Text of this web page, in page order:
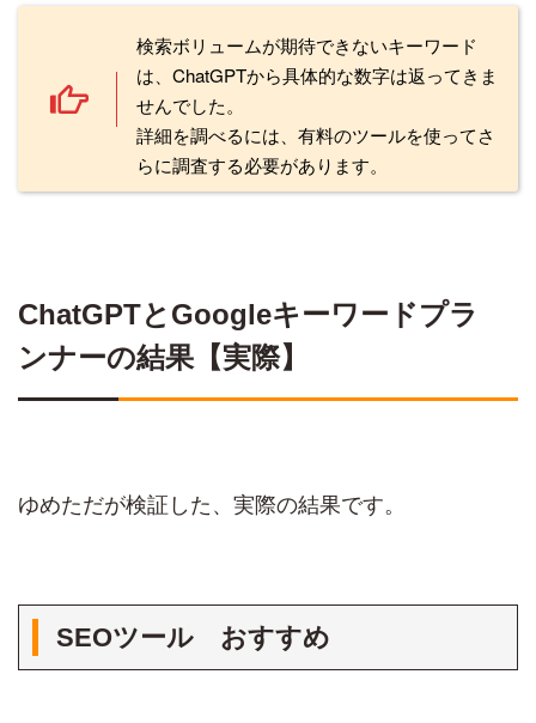
検索ボリュームが期待できないキーワード
は、ChatGPTから具体的な数字は返ってきま
せんでした。
詳細を調べるには、有料のツールを使ってさ
らに調査する必要があります。
ChatGPTとGoogleキーワードプラ
ンナーの結果【実際】
ゆめただが検証した、実際の結果です。
SEOツール おすすめ